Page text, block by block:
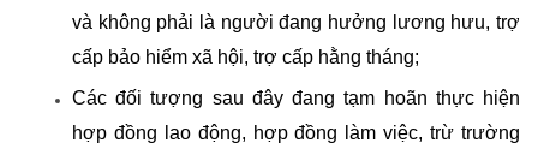
và không phải là người đang hưởng lương hưu, trợ
cấp bảo hiểm xã hội, trợ cấp hằng tháng;
Các đối tượng sau đây đang tạm hoãn thực hiện
hợp đồng lao động, hợp đồng làm việc, trừ trường